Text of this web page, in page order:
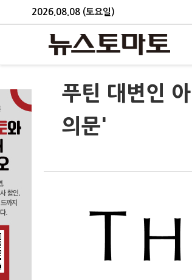
2026.08.08 (토요일)
푸틴 대변인
의문'